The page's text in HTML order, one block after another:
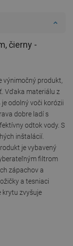
čierny -
výnimočný produkt,
Vďaka materiálu z
odolný voči korózii
dobre ladí s
odtok vody. S
inštalácií.
je vybavený
filtrom
zápachov a
a tesniaci
krytu zvyšuje